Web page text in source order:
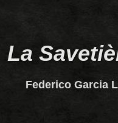
La
Federico Garcia